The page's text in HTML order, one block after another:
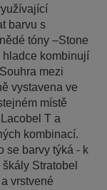
barvu s
tóny –Stone
hladce kombinují
mezi
vystavena ve
místě
T a
kombinací.
se barvy týká - k
Stratobel
vrstvené